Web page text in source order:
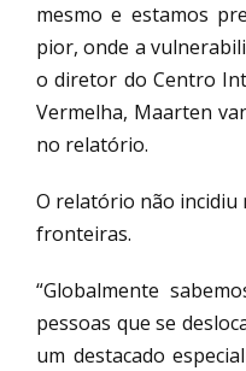
mesmo e estamos
pior, onde a
o diretor do Centro
Vermelha, Maarten
no relatório.
O relatório não incidiu
fronteiras.
“Globalmente
pessoas que se
um destacado